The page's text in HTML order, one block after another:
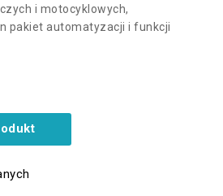
i motocyklowych,
pakiet automatyzacji i funkcji